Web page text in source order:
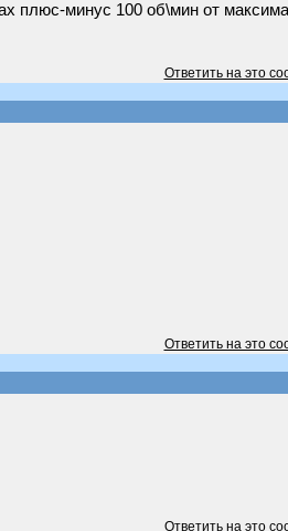
плюс-минус 100 об\мин от
Ответить на это
Ответить на это
Ответить на это